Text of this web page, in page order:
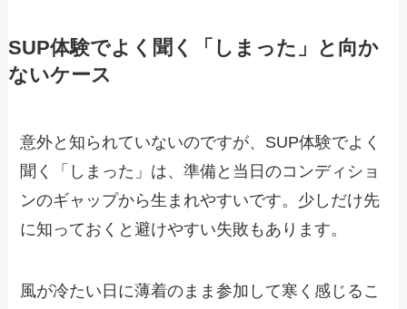
SUP体験でよく聞く「しまった」と向か
ないケース
意外と知られていないのですが、SUP体験でよく
聞く「しまった」は、準備と当日のコンディショ
ンのギャップから生まれやすいです。少しだけ先
に知っておくと避けやすい失敗もあります。
風が冷たい日に薄着のまま参加して寒く感じるこ